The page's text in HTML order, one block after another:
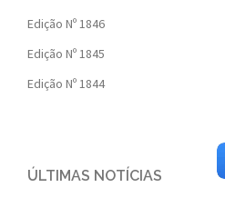
Edição Nº 1846
Edição Nº 1845
Edição Nº 1844
ÚLTIMAS NOTÍCIAS